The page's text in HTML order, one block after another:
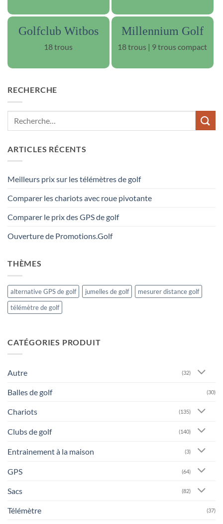
Golfclub Witbos
18 trous
Millennium Golf
18 trous | 9 trous compact
RECHERCHE
ARTICLES RÉCENTS
Meilleurs prix sur les télémètres de golf
Comparer les chariots avec roue pivotante
Comparer le prix des GPS de golf
Ouverture de Promotions.Golf
THÈMES
alternative GPS de golf jumelles de golf
mesurer distance golf
télémètre de golf
CATÉGORIES PRODUIT
Autre (32)
Balles de golf (30)
Chariots (135)
Clubs de golf (140)
Entrainement à la maison (3)
GPS (64)
Sacs (82)
Télémètre (37)